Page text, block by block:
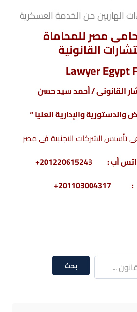
الهاربين من الخدمة العسكرية
مصر للمحاماة
القانونية
Lawyer Egypt
القانونى / أحمد سيد حسن
والدستورية والإدارية العليا “
الشركات الاجنبية فى مصر
بحث